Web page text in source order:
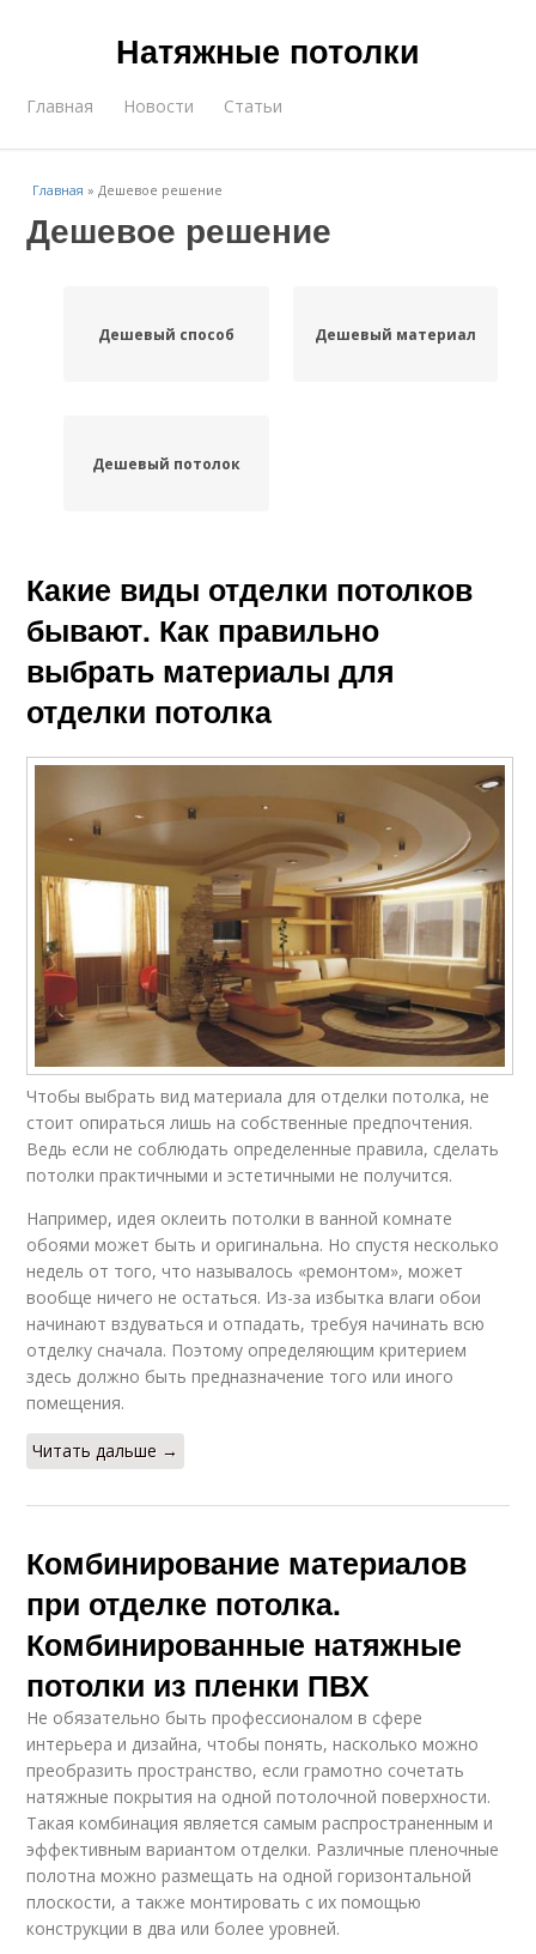
Натяжные потолки
Главная Новости Статьи
Главная »Дешевое решение
Дешевое решение
Дешевый способ Дешевый материал
Дешевый потолок
Какие виды отделки потолков
бывают. Как правильно
выбрать материалы для
отделки потолка
Чтобы выбрать вид материала для отделки потолка, не
стоит опираться лишь на собственные предпочтения.
Ведь если не соблюдать определенные правила, сделать
потолки практичными и эстетичными не получится.
Например, идея оклеить потолки в ванной комнате
обоями может быть и оригинальна. Но спустя несколько
недель от того, что называлось «ремонтом», может
вообще ничего не остаться. Из-за избытка влаги обои
начинают вздуваться и отпадать, требуя начинать всю
отделку сначала. Поэтому определяющим критерием
здесь должно быть предназначение того или иного
помещения.
Читать дальше →
Комбинирование материалов
при отделке потолка.
Комбинированные натяжные
потолки из пленки ПВХ
Не обязательно быть профессионалом в сфере
интерьера и дизайна, чтобы понять, насколько можно
преобразить пространство, если грамотно сочетать
натяжные покрытия на одной потолочной поверхности.
Такая комбинация является самым распространенным и
эффективным вариантом отделки. Различные пленочные
полотна можно размещать на одной горизонтальной
плоскости, а также монтировать с их помощью
конструкции в два или более уровней.